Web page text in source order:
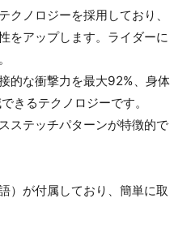
クノロジーを採用しており、
をアップします。ライダーに
的な衝撃力を最大92%、身体
きるテクノロジーです。
ステッチパターンが特徴的で
）が付属しており、簡単に取